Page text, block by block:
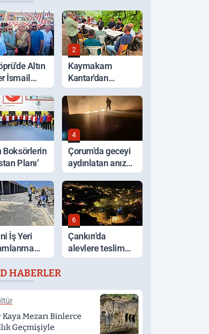
Altın
İsmail
Oldu
2
Kaymakam
Kantar'dan
Selden Etkilenen
Bölgelerde
İnceleme
Boksörlerin
Planı’
4
Çorum'da geceyi
aydınlatan anız
yangını korkuttu
İş Yeri
6
Çankırı'da
alevlere teslim
olan ev küle
HABERLER
Kaya Mezarı Binlerce
Geçmişiyle